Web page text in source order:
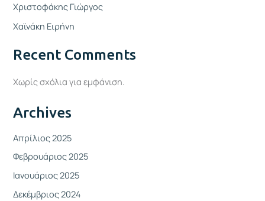
Χριστοφάκης Γιώργος
Χαϊνάκη Ειρήνη
Recent Comments
Χωρίς σχόλια για εμφάνιση.
Archives
Απρίλιος 2025
Φεβρουάριος 2025
Ιανουάριος 2025
Δεκέμβριος 2024